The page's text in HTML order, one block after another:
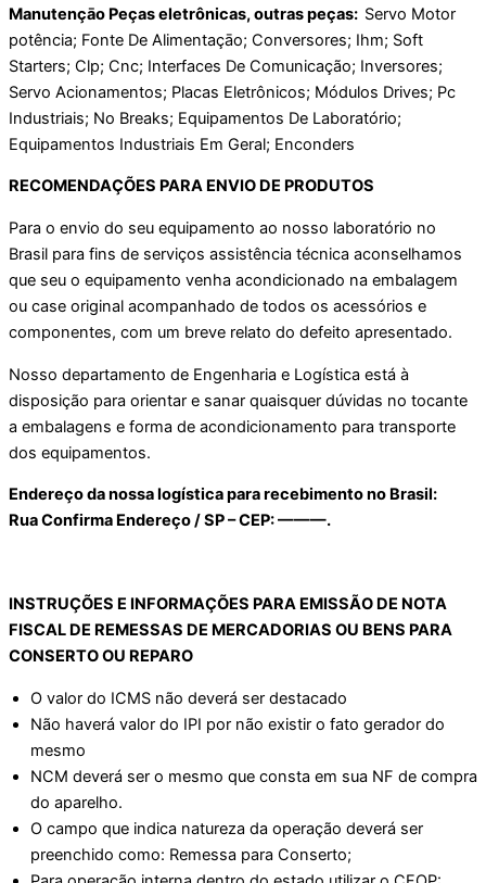
Manutençāo Peças eletrônicas, outras peças: Servo Motor
potência; Fonte De Alimentaçāo; Conversores; Ihm; Soft
Starters; Clp; Cnc; Interfaces De Comunicação; Inversores;
Servo Acionamentos; Placas Eletrônicos; Módulos Drives; Pc
Industriais; No Breaks; Equipamentos De Laboratório;
Equipamentos Industriais Em Geral; Enconders
RECOMENDAÇÕES PARA ENVIO DE PRODUTOS
Para o envio do seu equipamento ao nosso laboratório no
Brasil para fins de serviços assistência técnica aconselhamos
que seu o equipamento venha acondicionado na embalagem
ou case original acompanhado de todos os acessórios e
componentes, com um breve relato do defeito apresentado.
Nosso departamento de Engenharia e Logística está à
disposição para orientar e sanar quaisquer dúvidas no tocante
a embalagens e forma de acondicionamento para transporte
dos equipamentos.
Endereço da nossa logística para recebimento no Brasil:
Rua Confirma Endereço / SP – CEP: ———.
INSTRUÇÕES E INFORMAÇÕES PARA EMISSÃO DE NOTA
FISCAL DE REMESSAS DE MERCADORIAS OU BENS PARA
CONSERTO OU REPARO
O valor do ICMS não deverá ser destacado
Não haverá valor do IPI por não existir o fato gerador do
mesmo
NCM deverá ser o mesmo que consta em sua NF de compra
do aparelho.
O campo que indica natureza da operação deverá ser
preenchido como: Remessa para Conserto;